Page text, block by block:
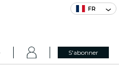
FR
S'abonner